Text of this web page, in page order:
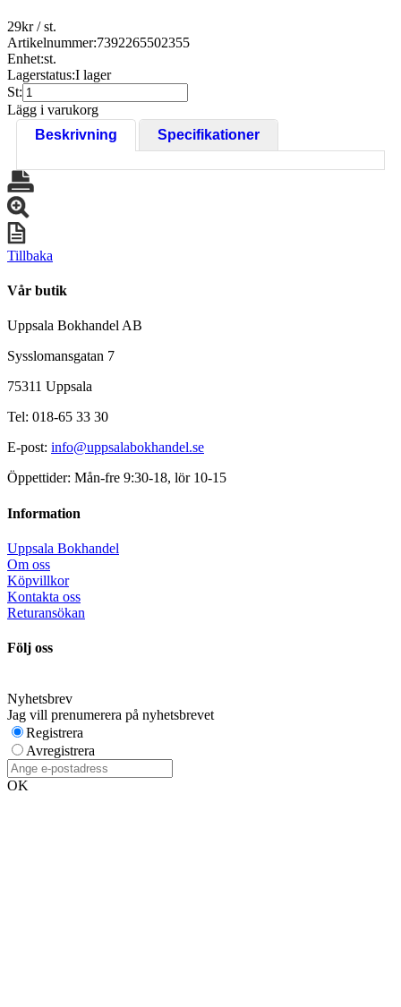
29kr/ st.
Artikelnummer:7392265502355
Enhet:st.
Lagerstatus:I lager
St:
Lägg i varukorg
Beskrivning
Specifikationer
Tillbaka
Vår butik
Uppsala Bokhandel AB
Sysslomansgatan 7
75311 Uppsala
Tel: 018-65 33 30
E-post: info@uppsalabokhandel.se
Öppettider: Mån-fre 9:30-18, lör 10-15
Information
Uppsala Bokhandel
Om oss
Köpvillkor
Kontakta oss
Returansökan
Följ oss
Nyhetsbrev
Jag vill prenumerera på nyhetsbrevet
Registrera
Avregistrera
OK